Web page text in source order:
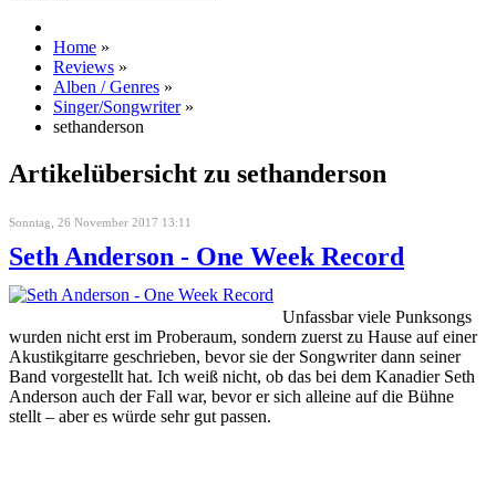
Home »
Reviews »
Alben / Genres »
Singer/Songwriter »
sethanderson
Artikelübersicht zu sethanderson
Sonntag, 26 November 2017 13:11
Seth Anderson - One Week Record
Unfassbar viele Punksongs
wurden nicht erst im Proberaum, sondern zuerst zu Hause auf einer
Akustikgitarre geschrieben, bevor sie der Songwriter dann seiner
Band vorgestellt hat. Ich weiß nicht, ob das bei dem Kanadier Seth
Anderson auch der Fall war, bevor er sich alleine auf die Bühne
stellt – aber es würde sehr gut passen.